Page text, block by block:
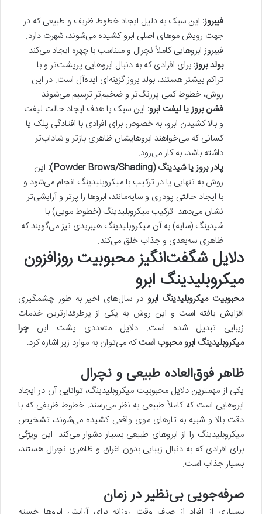
فیبروز: این سبک به دلیل ایجاد خطوط ظریف و طبیعی که در
جهت رویش موهای اصلی ابرو کشیده می‌شوند، شهرت دارد.
فیبروز ابروهایی کاملاً نچرال و متناسب با چهره ایجاد می‌کند.
بولد بروز: برای افرادی که به دنبال ابروهایی پرپشت‌تر و با
تراکم بیشتر هستند، بولد بروز گزینه‌ای ایده‌آل است. در این
روش، خطوط کمی پررنگ‌تر و ضخیم‌تر ترسیم می‌شوند.
فشن بروز یا لیفت ابرو: این سبک با هدف ایجاد حالت لیفت
و بالا کشیدن ابرو، به خصوص برای افرادی با افتادگی پلک یا
کسانی که می‌خواهند ابروهایشان ظاهری بازتر و شاداب‌تر
داشته باشد، به کار می‌رود.
پادر بروز یا شیدینگ (Powder Brows/Shading):
این
روش به تنهایی یا در ترکیب با میکروبلیدینگ انجام می‌شود و
با ایجاد حالتی پودری و سایه‌مانند، ابروها را پرتر و آرایشی‌تر
نشان می‌دهد. ترکیب میکروبلیدینگ (خطوط مویی) با
شیدینگ (سایه) به آن میکروبلیدینگ هیبریدی نیز می‌گویند که
ظاهری سه‌بعدی و جذاب خلق می‌کند.
دلایل شگفت‌انگیز محبوبیت روزافزون
میکروبلیدینگ ابرو
محبوبیت میکروبلیدینگ ابرو در سال‌های اخیر به طور چشمگیری
افزایش یافته است و این روش به یکی از پرطرفدارترین خدمات
زیبایی تبدیل شده است. دلایل متعددی پشت اینچرا
میکروبلیدینگ ابرو محبوب استکه می‌توان به موارد زیر اشاره کرد:
ظاهر فوق‌العاده طبیعی و نچرال
یکی از مهمترین دلایل محبوبیت میکروبلیدینگ، توانایی آن در ایجاد
ابروهایی است که کاملاً طبیعی به نظر می‌رسند. خطوط ظریفی که با
دقت بالا و شبیه به تارهای موی واقعی کشیده می‌شوند، تشخیص
میکروبلیدینگ را از ابروهای طبیعی بسیار دشوار می‌کند. این ویژگی
برای افرادی که به دنبال زیبایی بدون اغراق و ظاهری نچرال هستند،
بسیار جذاب است.
صرفه‌جویی بی‌نظیر در زمان